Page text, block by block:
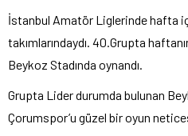
İstanbul Amatör Liglerinde hafta
takımlarındaydı. 40.Grupta
Beykoz Stadında oynandı.
Grupta Lider durumda bulunan
Çorumspor’u güzel bir oyun